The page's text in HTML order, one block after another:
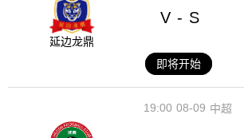
延边龙鼎
V - S
即将开始
08-09
19:00 中超